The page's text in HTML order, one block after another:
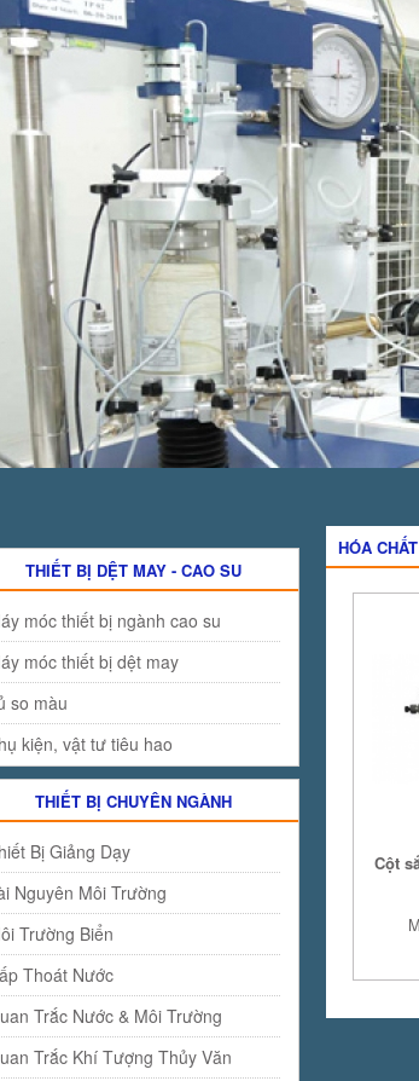
HÓA
Cột
THIẾT BỊ DỆT MAY - CAO SU
móc thiết bị ngành cao su
móc thiết bị dệt may
so màu
kiện, vật tư tiêu hao
THIẾT BỊ CHUYÊN NGÀNH
Bị Giảng Dạy
Nguyên Môi Trường
Trường Biển
Thoát Nước
Trắc Nước & Môi Trường
Trắc Khí Tượng Thủy Văn